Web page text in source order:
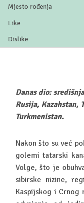
Danas dio:
Rusija, Kazahstan,
Turkmenistan.
Nakon što su već
golemi tatarski
Volge, što je
sibirske nizine,
Kaspijskog i Crnog